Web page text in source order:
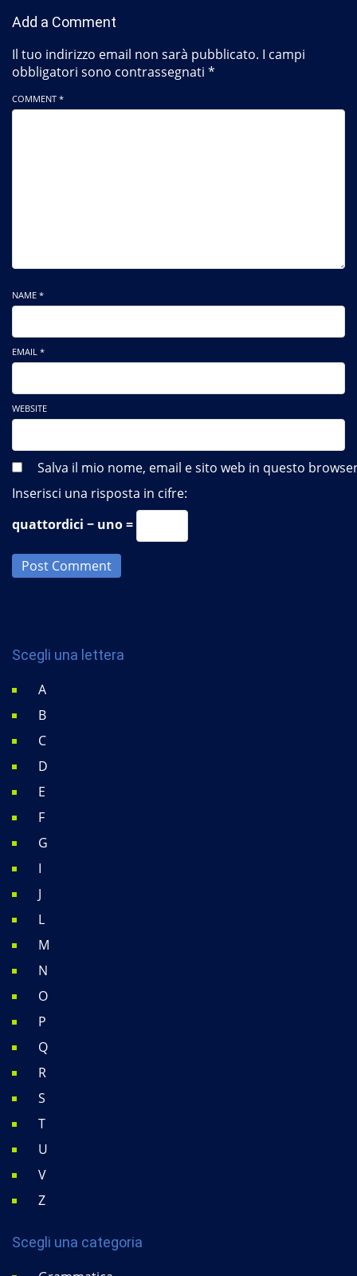
Add a Comment
Il tuo indirizzo email non sarà pubblicato. I campi
obbligatori sono contrassegnati *
COMMENT *
NAME *
EMAIL *
WEBSITE
Salva il mio nome, email e sito web in questo
Inserisci una risposta in cifre:
quattordici − uno =
Post Comment
Scegli una lettera
A
B
C
D
E
F
G
I
J
L
M
N
O
P
Q
R
S
T
U
V
Z
Scegli una categoria